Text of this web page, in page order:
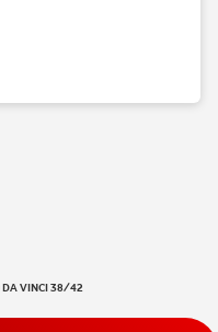
DA VINCI 38/42